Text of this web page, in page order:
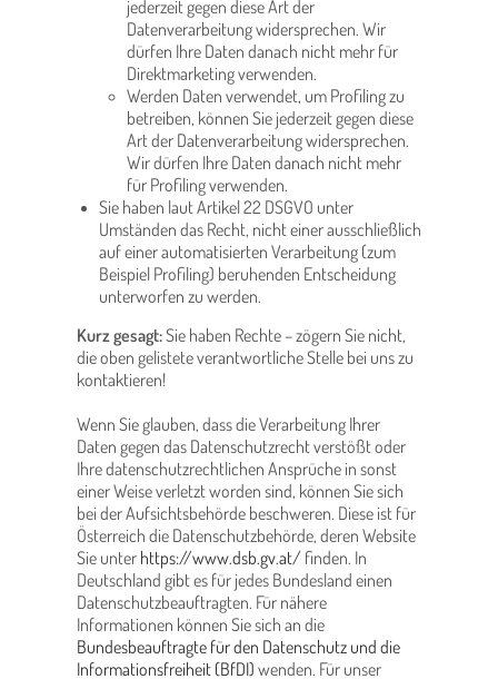
jederzeit gegen diese Art der
Datenverarbeitung widersprechen. Wir
dürfen Ihre Daten danach nicht mehr für
Direktmarketing verwenden.
Werden Daten verwendet, um Profiling zu
betreiben, können Sie jederzeit gegen diese
Art der Datenverarbeitung widersprechen.
Wir dürfen Ihre Daten danach nicht mehr
für Profiling verwenden.
Sie haben laut Artikel 22 DSGVO unter
Umständen das Recht, nicht einer ausschließlich
auf einer automatisierten Verarbeitung (zum
Beispiel Profiling) beruhenden Entscheidung
unterworfen zu werden.
Kurz gesagt:Sie haben Rechte – zögern Sie nicht,
die oben gelistete verantwortliche Stelle bei uns zu
kontaktieren!
Wenn Sie glauben, dass die Verarbeitung Ihrer
Daten gegen das Datenschutzrecht verstößt oder
Ihre datenschutzrechtlichen Ansprüche in sonst
einer Weise verletzt worden sind, können Sie sich
bei der Aufsichtsbehörde beschweren. Diese ist für
Österreich die Datenschutzbehörde, deren Website
Sie unter https://www.dsb.gv.at/finden. In
Deutschland gibt es für jedes Bundesland einen
Datenschutzbeauftragten. Für nähere
Informationen können Sie sich an die
Bundesbeauftragte für den Datenschutz und die
Informationsfreiheit (BfDI) wenden. Für unser